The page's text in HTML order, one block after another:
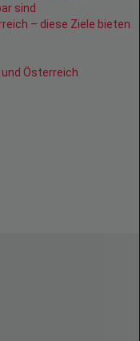
sind
– diese Ziele bieten
Österreich